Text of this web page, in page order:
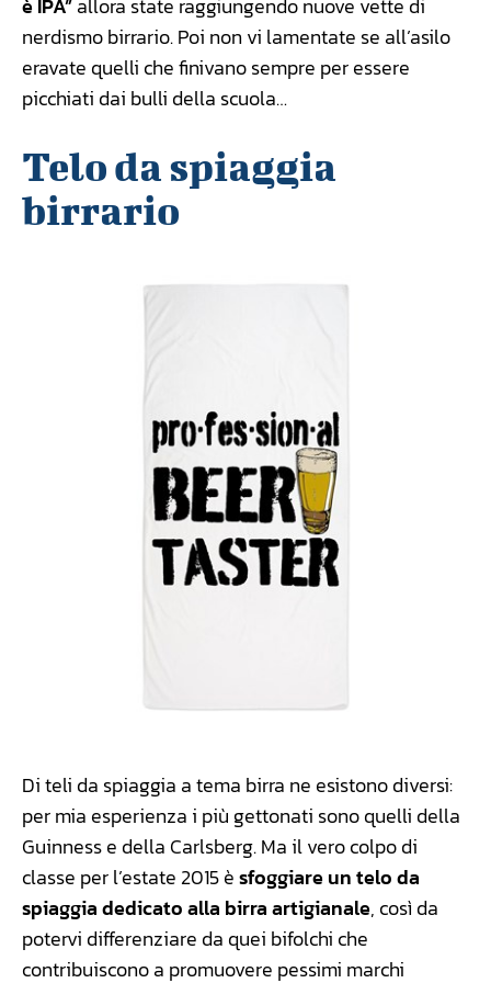
nerdismo birrario. Poi non vi lamentate se all’asilo
eravate quelli che finivano sempre per essere
picchiati dai bulli della scuola…
Telo da spiaggia
birrario
Di teli da spiaggia a tema birra ne esistono diversi:
per mia esperienza i più gettonati sono quelli della
Guinness e della Carlsberg. Ma il vero colpo di
classe per l’estate 2015 èsfoggiare un telo da
spiaggia dedicato alla birra artigianale, così da
potervi differenziare da quei bifolchi che
contribuiscono a promuovere pessimi marchi